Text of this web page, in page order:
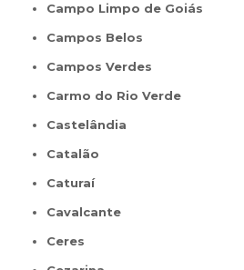
Campo Limpo de Goiás
Campos Belos
Campos Verdes
Carmo do Rio Verde
Castelândia
Catalão
Caturaí
Cavalcante
Ceres